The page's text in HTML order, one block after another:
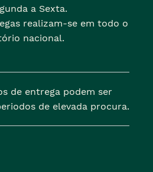
a Sexta.
realizam-se em todo o
nacional.
de entrega podem ser
de elevada procura.